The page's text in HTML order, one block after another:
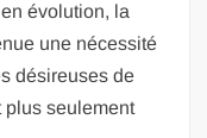
évolution, la
une nécessité
désireuses de
plus seulement